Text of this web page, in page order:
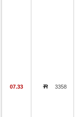
07.33 3358